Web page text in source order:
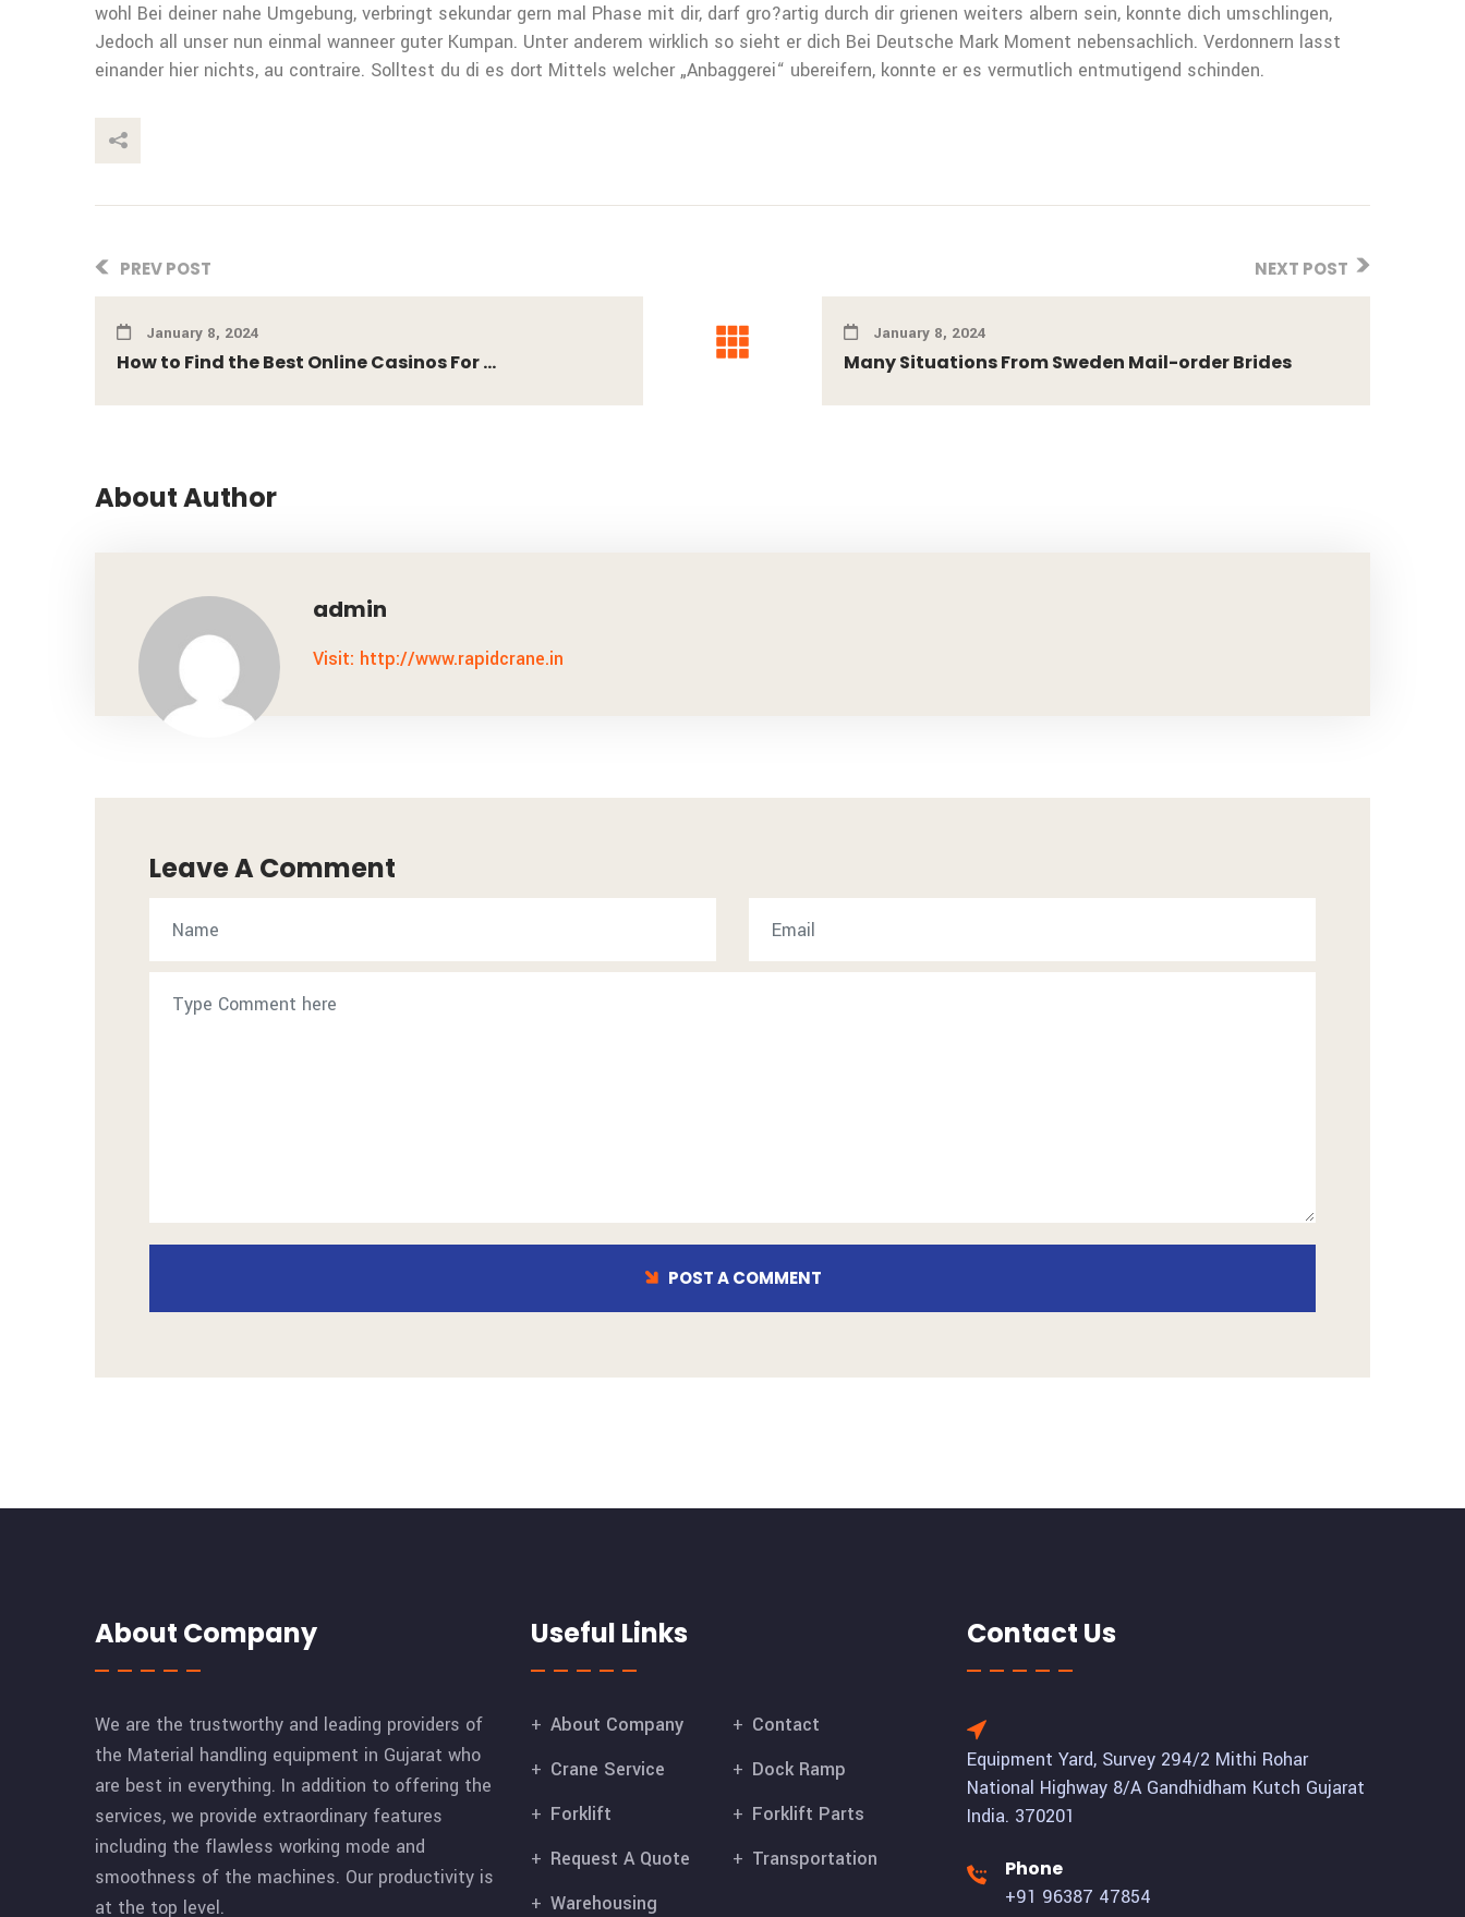
wohl Bei deiner nahe Umgebung, verbringt sekundar gern mal Phase mit dir, darf gro?artig durch dir grienen weiters albern sein, konnte dich umschlingen,
Jedoch all unser nun einmal wanneer guter Kumpan. Unter anderem wirklich so sieht er dich Bei Deutsche Mark Moment nebensachlich. Verdonnern lasst
einander hier nichts, au contraire. Solltest du di es dort Mittels welcher „Anbaggerei“ ubereifern, konnte er es vermutlich entmutigend schinden.
PREV POST
January 8, 2024
How to Find the Best Online Casinos For ...
NEXT POST
January 8, 2024
Many Situations From Sweden Mail-order Brides
About Author
admin
Visit: http://www.rapidcrane.in
Leave A Comment
POST A COMMENT
About Company
We are the trustworthy and leading providers of
the Material handling equipment in Gujarat who
are best in everything. In addition to offering the
services, we provide extraordinary features
including the flawless working mode and
smoothness of the machines. Our productivity is
at the top level.
Useful Links
About Company
Contact
Crane Service
Dock Ramp
Forklift
Forklift Parts
Request A Quote
Transportation
Warehousing
Contact Us
Equipment Yard, Survey 294/2 Mithi Rohar
National Highway 8/A Gandhidham Kutch Gujarat
India. 370201
Phone
+91 96387 47854